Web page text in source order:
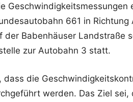
Geschwindigkeitsmessungen
661 in Richtung
der Babenhäuser Landstraße
zur Autobahn 3 statt.
die
werden. Das Ziel sei,